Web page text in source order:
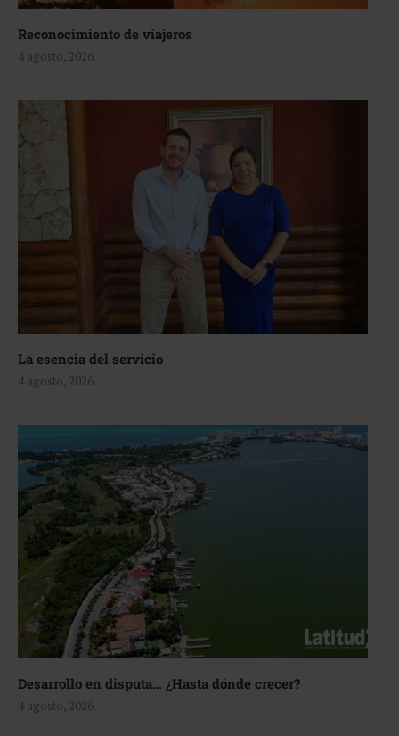
Reconocimiento de viajeros
4 agosto, 2026
La esencia del servicio
4 agosto, 2026
Desarrollo en disputa… ¿Hasta dónde crecer?
4 agosto, 2026